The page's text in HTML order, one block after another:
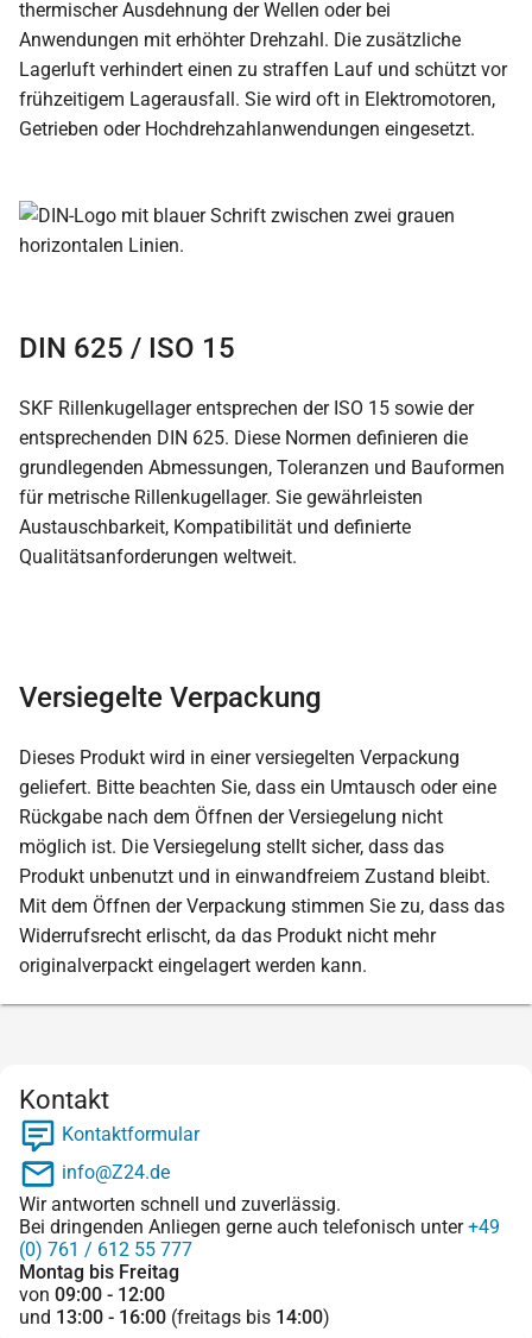
thermischer Ausdehnung der Wellen oder bei
Anwendungen mit erhöhter Drehzahl. Die zusätzliche
Lagerluft verhindert einen zu straffen Lauf und schützt vor
frühzeitigem Lagerausfall. Sie wird oft in Elektromotoren,
Getrieben oder Hochdrehzahlanwendungen eingesetzt.
DIN 625 / ISO 15
SKF Rillenkugellager entsprechen der ISO 15 sowie der
entsprechenden DIN 625. Diese Normen definieren die
grundlegenden Abmessungen, Toleranzen und Bauformen
für metrische Rillenkugellager. Sie gewährleisten
Austauschbarkeit, Kompatibilität und definierte
Qualitätsanforderungen weltweit.
Versiegelte Verpackung
Dieses Produkt wird in einer versiegelten Verpackung
geliefert. Bitte beachten Sie, dass ein Umtausch oder eine
Rückgabe nach dem Öffnen der Versiegelung nicht
möglich ist. Die Versiegelung stellt sicher, dass das
Produkt unbenutzt und in einwandfreiem Zustand bleibt.
Mit dem Öffnen der Verpackung stimmen Sie zu, dass das
Widerrufsrecht erlischt, da das Produkt nicht mehr
originalverpackt eingelagert werden kann.
Kontakt
Kontaktformular
info@Z24.de
Wir antworten schnell und zuverlässig.
Bei dringenden Anliegen gerne auch telefonisch unter+49
(0) 761 / 612 55 777
Montag bis Freitag
von 09:00 - 12:00
und 13:00 - 16:00 (freitags bis 14:00)